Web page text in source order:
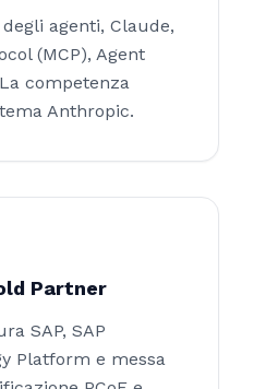
agenti, Claude,
(MCP), Agent
competenza
Anthropic.
Partner
SAP, SAP
Platform e messa